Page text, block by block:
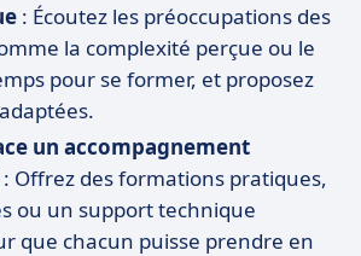
: Écoutez les préoccupations des
la complexité perçue ou le
pour se former, et proposez
un accompagnement
: Offrez des formations pratiques,
ou un support technique
que chacun puisse prendre en